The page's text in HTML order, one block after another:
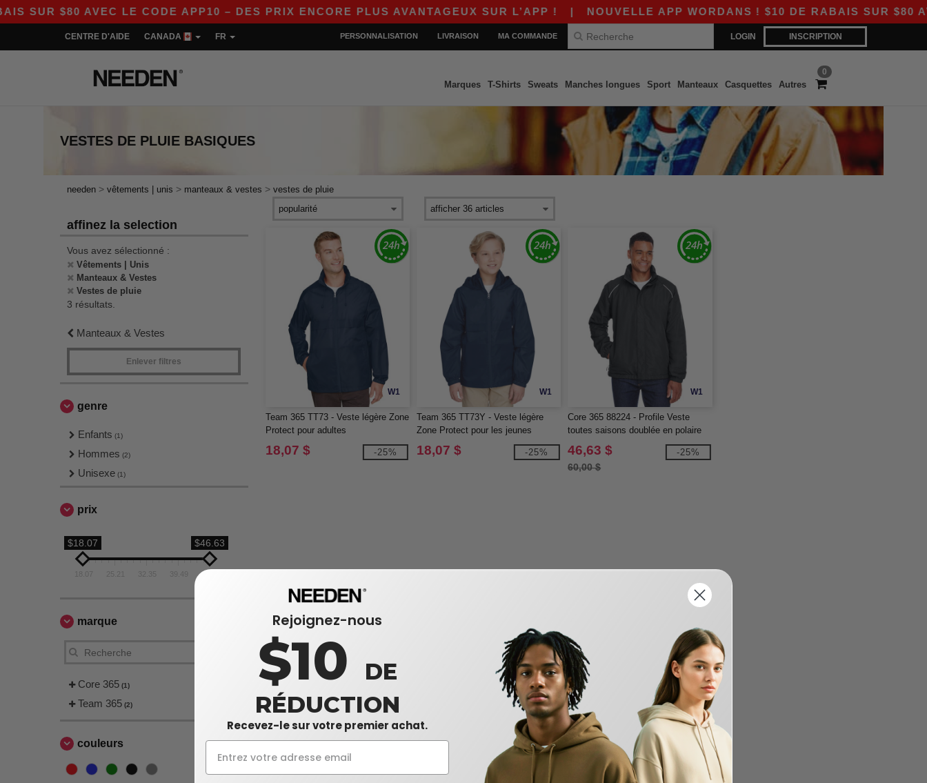
$80 AVEC LE CODE APP10 – DES PRIX ENCORE PLUS AVANTAGEUX SUR L’APP ! | NOUVELLE APP WORDANS ! $10 DE RABAIS SUR $80
LOGIN INSCRIPTION
CENTRE D'AIDE CANADA FR PERSONNALISATION LIVRAISON MA COMMANDE
0
Marques T-Shirts Sweats Manches longues Sport Manteaux Casquettes Autres
VESTES DE PLUIE BASIQUES
needen > vêtements | unis > manteaux & vestes > vestes de pluie
affinez la selection
Vous avez sélectionné :
Vêtements | Unis
Manteaux & Vestes
Vestes de pluie
3 résultats.
Manteaux & Vestes
Enlever filtres
genre
Enfants (1)
Hommes (2)
Unisexe (1)
prix
$18.07 $46.63
25.21 32.35 39.49 46.63
marque
Core 365 (1)
Team 365 (2)
couleurs
W1
Team 365 TT73 - Veste légère Zone
Protect pour adultes
18,07 $ -25%
W1
Team 365 TT73Y - Veste légère
Zone Protect pour les jeunes
18,07 $ -25%
W1
Core 365 88224 - Profile Veste
toutes saisons doublée en polaire
46,63 $
60,00 $
-25%
Rejoignez-nous
$10 DE
RÉDUCTION
Recevez-le sur votre premier achat.